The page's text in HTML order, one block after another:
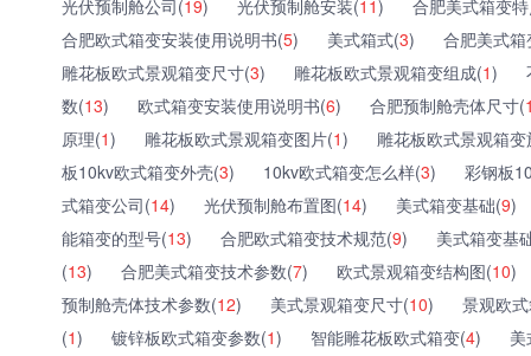
光伏预制舱公司(19) 光伏预制舱安装(11)
合肥美式箱变
合肥欧式箱变安装使用说明书(5) 美式箱式(3)
合肥美式
雕花板欧式景观箱变尺寸(3) 雕花板欧式景观箱变组成(1)
数(13) 欧式箱变安装使用说明书(6) 合肥预制舱壳体尺寸(
原理(1) 雕花板欧式景观箱变图片(1)
雕花板欧式景观箱
板10kv欧式箱变外壳(3) 10kv欧式箱变怎么样(3)
彩钢板
式箱变公司(14) 光伏预制舱布置图(14) 美式箱变基础(9)
能箱变的型号(13) 合肥欧式箱变技术规范(9)
美式箱变基
(13) 合肥美式箱变技术参数(7) 欧式景观箱变结构图(10)
预制舱壳体技术参数(12) 美式景观箱变尺寸(10)
景观欧
(1) 镀锌板欧式箱变参数(1) 智能雕花板欧式箱变(4)